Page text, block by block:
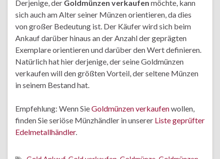
Derjenige, der Goldmünzen verkaufen möchte, kann
sich auch am Alter seiner Münzen orientieren, da dies
von großer Bedeutung ist. Der Käufer wird sich beim
Ankauf darüber hinaus an der Anzahl der geprägten
Exemplare orientieren und darüber den Wert definieren.
Natürlich hat hier derjenige, der seine Goldmünzen
verkaufen will den größten Vorteil, der seltene Münzen
in seinem Bestand hat.
Empfehlung: Wenn SieGoldmünzen verkaufenwollen,
finden Sie seriöse Münzhändler in unserer Liste geprüfter
Edelmetallhändler.